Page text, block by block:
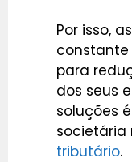
Por isso,
constante
para
dos seus
soluções
societária
tributário.